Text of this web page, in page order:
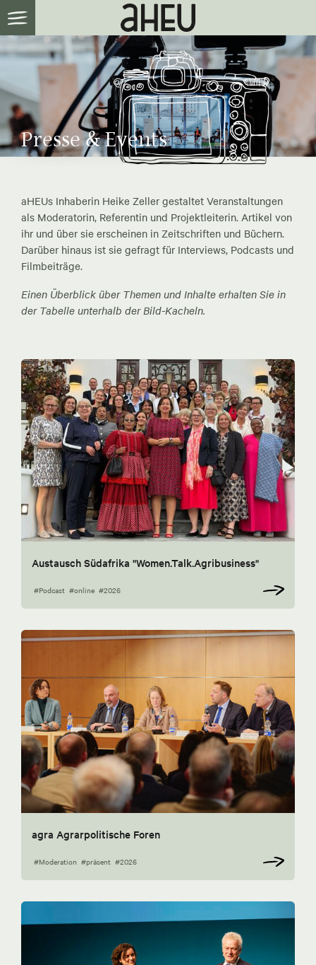
Presse & Events
aHEUs Inhaberin Heike Zeller gestaltet Veranstaltungen
als Moderatorin, Referentin und Projektleiterin. Artikel von
ihr und über sie erscheinen in Zeitschriften und Büchern.
Darüber hinaus ist sie gefragt für Interviews, Podcasts und
Filmbeiträge.
Einen Überblick über Themen und Inhalte erhalten Sie in
der Tabelle unterhalb der Bild-Kacheln.
Austausch Südafrika "Women.Talk.Agribusiness"
#Podcast #online #2026
agra Agrarpolitische Foren
#Moderation #präsent #2026